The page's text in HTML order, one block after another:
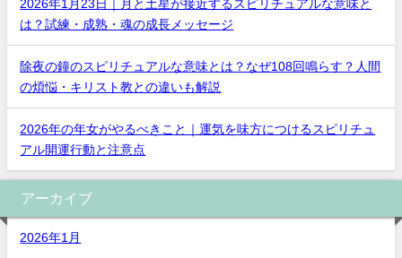
2026年1月23日｜月と土星が接近するスピリチュアルな意味と
は？試練・成熟・魂の成長メッセージ
除夜の鐘のスピリチュアルな意味とは？なぜ108回鳴らす？人間
の煩悩・キリスト教との違いも解説
2026年の年女がやるべきこと｜運気を味方につけるスピリチュ
アル開運行動と注意点
アーカイブ
2026年1月